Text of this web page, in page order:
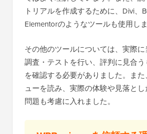
トリアルを作成するために、Divi、
Elementorのようなツールも使用しま
その他のツールについては、実際
調査・テストを行い、評判に見合う
を確認する必要がありました。ま
ューを読み、実際の体験や見落と
問題も考慮に入れました。